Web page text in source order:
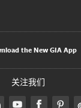
the New GIA App
关注我们